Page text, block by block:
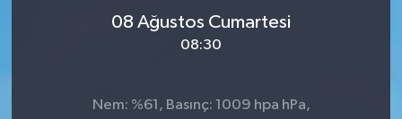
08 Ağustos Cumartesi
08:30
Nem: %61, Basınç: 1009 hpa hPa,